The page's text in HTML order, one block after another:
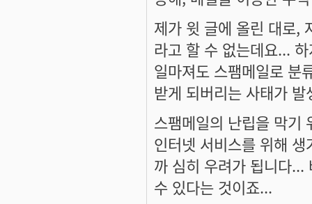
제가 윗 글에 올린 대로,
라고 할 수 없는데요...
일마져도 스팸메일로 분
받게 되버리는 사태가
스팸메일의 난립을 막기
인터넷 서비스를 위해
까 심히 우려가 됩니다...
수 있다는 것이죠...